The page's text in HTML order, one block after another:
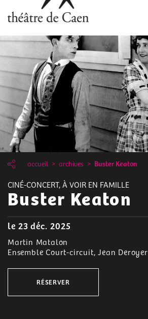
au
contenu
principal
accueil archives Buster Keaton
CINÉ-CONCERT, À VOIR EN FAMILLE
Buster Keaton
le 23 déc. 2025
Martin Matalon
Ensemble Court-circuit, Jean Deroyer
RÉSERVER
Panneau de gestion des cookies